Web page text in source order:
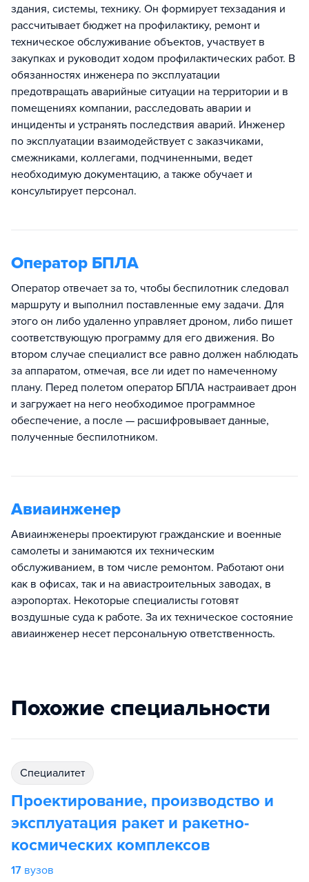
здания, системы, технику. Он формирует техзадания и
рассчитывает бюджет на профилактику, ремонт и
техническое обслуживание объектов, участвует в
закупках и руководит ходом профилактических работ. В
обязанностях инженера по эксплуатации
предотвращать аварийные ситуации на территории и в
помещениях компании, расследовать аварии и
инциденты и устранять последствия аварий. Инженер
по эксплуатации взаимодействует с заказчиками,
смежниками, коллегами, подчиненными, ведет
необходимую документацию, а также обучает и
консультирует персонал.
Оператор БПЛА
Оператор отвечает за то, чтобы беспилотник следовал
маршруту и выполнил поставленные ему задачи. Для
этого он либо удаленно управляет дроном, либо пишет
соответствующую программу для его движения. Во
втором случае специалист все равно должен наблюдать
за аппаратом, отмечая, все ли идет по намеченному
плану. Перед полетом оператор БПЛА настраивает дрон
и загружает на него необходимое программное
обеспечение, а после — расшифровывает данные,
полученные беспилотником.
Авиаинженер
Авиаинженеры проектируют гражданские и военные
самолеты и занимаются их техническим
обслуживанием, в том числе ремонтом. Работают они
как в офисах, так и на авиастроительных заводах, в
аэропортах. Некоторые специалисты готовят
воздушные суда к работе. За их техническое состояние
авиаинженер несет персональную ответственность.
Похожие специальности
специалитет
Проектирование, производство и
эксплуатация ракет и ракетно-
космических комплексов
17 вузов